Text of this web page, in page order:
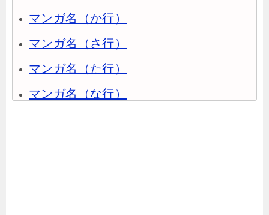
マンガ名（か行）
マンガ名（さ行）
マンガ名（た行）
マンガ名（な行）